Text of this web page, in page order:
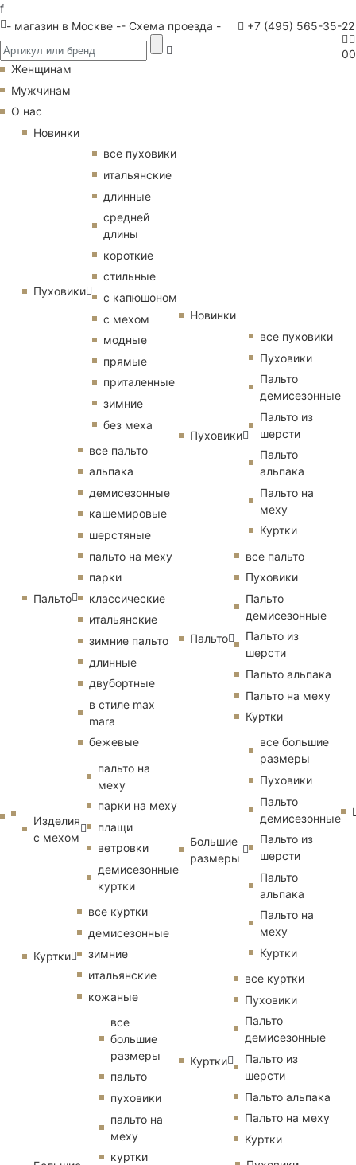
f
- магазин в Москве -- Схема проезда - +7 (495) 565-35-22
00
Женщинам
Мужчинам
О нас
Новинки
Пуховики
все пуховики
итальянские
длинные
средней
длины
короткие
стильные
с капюшоном
с мехом
модные
прямые
приталенные
зимние
без меха
Пальто
все пальто
альпака
демисезонные
кашемировые
шерстяные
пальто на меху
парки
классические
итальянские
зимние пальто
длинные
двубортные
в стиле max
mara
бежевые
Изделия
с мехом
пальто на
меху
парки на меху
плащи
ветровки
демисезонные
куртки
Куртки
все куртки
демисезонные
зимние
итальянские
кожаные
все
большие
размеры
пальто
пуховики
пальто на
меху
куртки
Новинки
Пуховики
все пуховики
Пуховики
Пальто
демисезонные
Пальто из
шерсти
Пальто
альпака
Пальто на
меху
Куртки
Пальто
все пальто
Пуховики
Пальто
демисезонные
Пальто из
шерсти
Пальто альпака
Пальто на меху
Куртки
Большие
размеры
все большие
размеры
Пуховики
Пальто
демисезонные
Пальто из
шерсти
Пальто
альпака
Пальто на
меху
Куртки
Куртки
все куртки
Пуховики
Пальто
демисезонные
Пальто из
шерсти
Пальто альпака
Пальто на меху
Куртки